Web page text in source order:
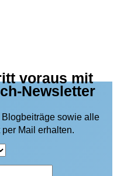
voraus mit
Newsletter
sowie alle
Mail erhalten.